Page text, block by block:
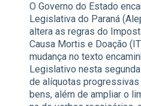
O Governo do Estado
Legislativa do Paraná
altera as regras do
Causa Mortis e Doação
mudança no texto
Legislativo nesta
de alíquotas
bens, além de ampliar o